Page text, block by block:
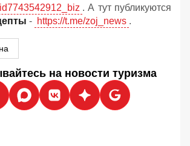
. А тут публикуются
- https://t.me/zoj_news .
на новости туризма